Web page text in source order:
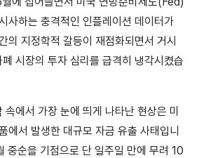
사하는 충격적인 인플레이션 데이터가
의 지정학적 갈등이 재점화되면서 거시
시장의 투자 심리를 급격히 냉각시켰습
에서 가장 눈에 띄게 나타난 현상은 미
에서 발생한 대규모 자금 유출 사태입니
중순을 기점으로 단 일주일 만에 무려 10